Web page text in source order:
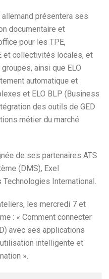
présentera ses
documentaire et
pour les TPE,
et collectivités locales, et
ainsi que ELO
automatique et
et ELO BLP (Business
des outils de GED
métier du marché
de ses partenaires ATS
(DMS), Exel
International.
les mercredi 7 et
: « Comment connecter
avec ses applications
intelligente et
».